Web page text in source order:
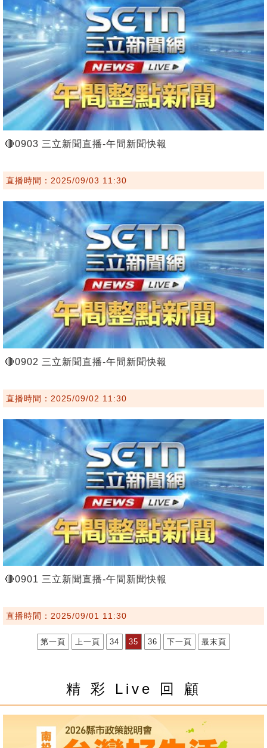
🔴0903 三立新聞直播-午間新聞快報
直播時間：2025/09/03 11:30
🔴0902 三立新聞直播-午間新聞快報
直播時間：2025/09/02 11:30
🔴0901 三立新聞直播-午間新聞快報
直播時間：2025/09/01 11:30
第一頁 上一頁 34 35 36 下一頁 最末頁
精 彩 Live 回 顧